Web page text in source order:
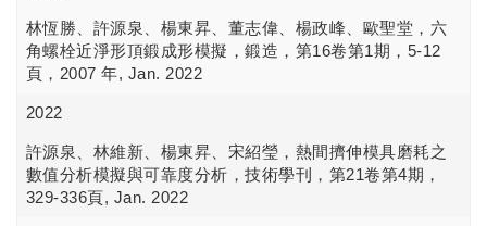
林恆勝、許源泉、楊東昇、董志偉、楊政峰、歐聖堂，六
角螺栓近淨形頂鍛成形模擬，鍛造，第16卷第1期，5-12
頁，2007 年, Jan. 2022
2022
許源泉、林維新、楊東昇、宋紹瑩，熱間擠伸模具磨耗之
數值分析模擬與可靠度分析，技術學刊，第21卷第4期，
329-336頁, Jan. 2022